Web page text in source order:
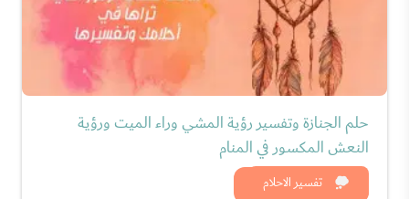
تفسير الاحلام
حلم الجنازة وتفسير رؤية المشي وراء الميت ورؤية
النعش المكسور في المنام
شاهد الان